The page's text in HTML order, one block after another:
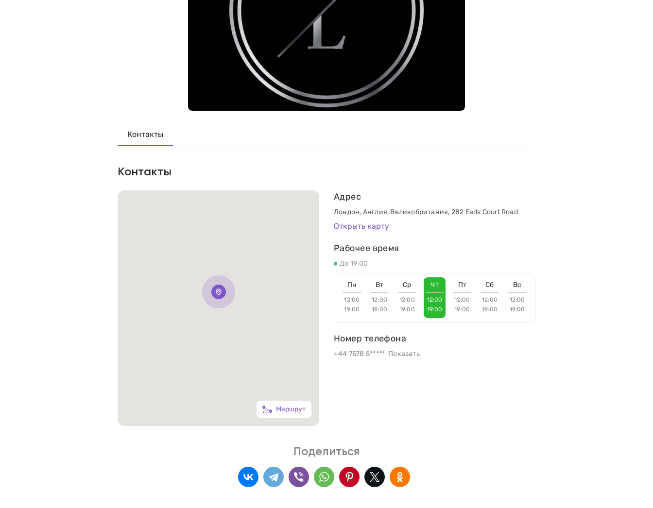
Контакты
Контакты
Маршрут
Адрес
Лондон, Англия, Великобритания, 282 Earls Court Road
Открыть карту
Рабочее время
До 19:00
Пн
12:00
19:00
Вт
12:00
19:00
Ср
12:00
19:00
Чт
12:00
19:00
Пт
12:00
19:00
Сб
12:00
19:00
Вс
12:00
19:00
Номер телефона
+44 7578 5***** Показать
Поделиться